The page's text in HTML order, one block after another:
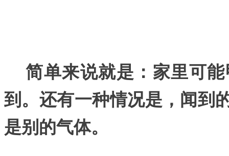
简单来说就是：家里可能
到。还有一种情况是，闻到
是别的气体。